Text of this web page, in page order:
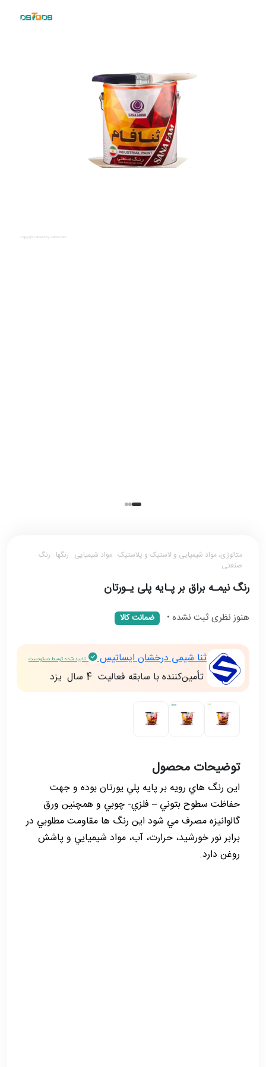
متالوژی، مواد شیمیایی و لاستیک و پلاستیک . مواد شیمیایی . رنگها . رنگ
صنعتی
رنگ نيمـه براق بر پـايه پلی يـورتان
هنوز نظری ثبت نشده • ضمانت کالا
ثنا شیمی درخشان ایساتیس تایید شده توسط دستودست
تأمین‌کننده با سابقه فعالیت 4 سال يزد
توضیحات محصول
اين رنگ هاي رويه بر پايه پلي يورتان بوده و جهت
حفاظت سطوح بتوني – فلزي- چوبي و همچنين ورق
گالوانيزه مصرف مي شود اين رنگ ها مقاومت مطلوبي در
برابر نور خورشيد، حرارت، آب، مواد شيميايي و پاشش
روغن دارد.